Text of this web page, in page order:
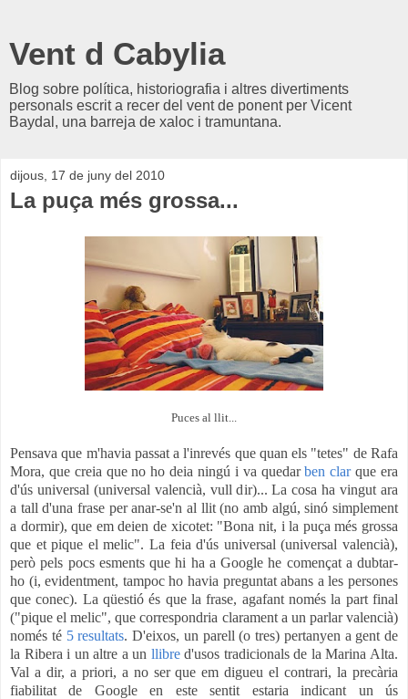
Vent d Cabylia
Blog sobre política, historiografia i altres divertiments
personals escrit a recer del vent de ponent per Vicent
Baydal, una barreja de xaloc i tramuntana.
dijous, 17 de juny del 2010
La puça més grossa...
Puces al llit...
Pensava que m'havia passat a l'inrevés que quan els "tetes" de Rafa
Mora, que creia que no ho deia ningú i va quedarben clarque era
d'ús universal (universal valencià, vull dir)... La cosa ha vingut ara
a tall d'una frase per anar-se'n al llit (no amb algú, sinó simplement
a dormir), que em deien de xicotet: "Bona nit, i la puça més grossa
que et pique el melic". La feia d'ús universal (universal valencià),
però pels pocs esments que hi ha a Google he començat a dubtar-
ho (i, evidentment, tampoc ho havia preguntat abans a les persones
que conec). La qüestió és que la frase, agafant només la part final
("pique el melic", que correspondria clarament a un parlar valencià)
només té 5 resultats. D'eixos, un parell (o tres) pertanyen a gent de
la Ribera i un altre a un llibred'usos tradicionals de la Marina Alta.
Val a dir, a priori, a no ser que em digueu el contrari, la precària
fiabilitat de Google en este sentit estaria indicant un ús